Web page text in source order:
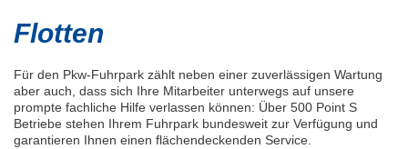
Flotten
Für den Pkw-Fuhrpark zählt neben einer zuverlässigen Wartung
aber auch, dass sich Ihre Mitarbeiter unterwegs auf unsere
prompte fachliche Hilfe verlassen können: Über 500 Point S
Betriebe stehen Ihrem Fuhrpark bundesweit zur Verfügung und
garantieren Ihnen einen flächendeckenden Service.